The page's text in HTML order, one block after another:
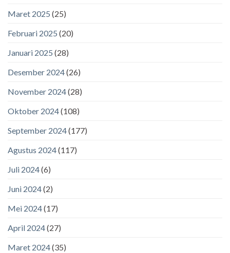
Maret 2025 (25)
Februari 2025 (20)
Januari 2025 (28)
Desember 2024(26)
November 2024(28)
Oktober 2024(108)
September 2024(177)
Agustus 2024(117)
Juli 2024(6)
Juni 2024(2)
Mei 2024(17)
April 2024(27)
Maret 2024(35)